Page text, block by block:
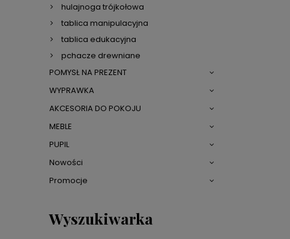
hulajnoga trójkołowa
tablica manipulacyjna
tablica edukacyjna
pchacze drewniane
POMYSŁ NA PREZENT
WYPRAWKA
AKCESORIA DO POKOJU
MEBLE
PUPIL
Nowości
Promocje
Wyszukiwarka